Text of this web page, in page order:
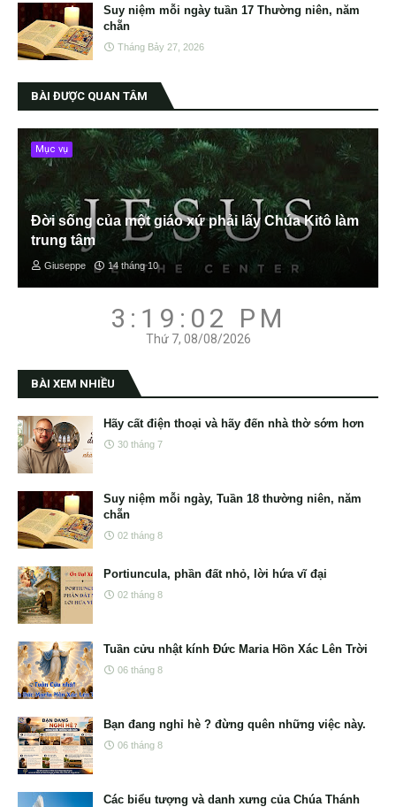
Suy niệm mỗi ngày tuần 17 Thường niên, năm
chẵn
Tháng Bảy 27, 2026
BÀI ĐƯỢC QUAN TÂM
Mục vụ
Đời sống của một giáo xứ phải lấy Chúa Kitô làm
trung tâm
Giuseppe 14 tháng 10
3:19:03 PM
Thứ 7, 08/08/2026
BÀI XEM NHIỀU
Hãy cất điện thoại và hãy đến nhà thờ sớm hơn
30 tháng 7
Suy niệm mỗi ngày, Tuần 18 thường niên, năm
chẵn
02 tháng 8
Portiuncula, phần đất nhỏ, lời hứa vĩ đại
02 tháng 8
Tuần cửu nhật kính Đức Maria Hồn Xác Lên Trời
06 tháng 8
Bạn đang nghỉ hè ? đừng quên những việc này.
06 tháng 8
Các biểu tượng và danh xưng của Chúa Thánh